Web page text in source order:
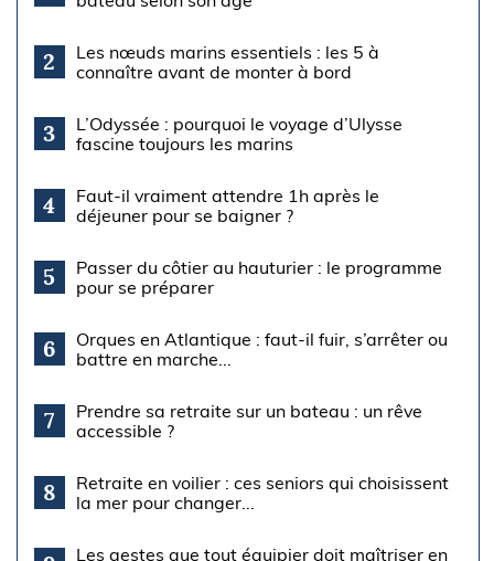
2
Les nœuds marins essentiels : les 5 à
connaître avant de monter à bord
3
L’Odyssée : pourquoi le voyage d’Ulysse
fascine toujours les marins
4
Faut-il vraiment attendre 1h après le
déjeuner pour se baigner ?
5
Passer du côtier au hauturier : le programme
pour se préparer
6
Orques en Atlantique : faut-il fuir, s’arrêter ou
battre en marche...
7
Prendre sa retraite sur un bateau : un rêve
accessible ?
8
Retraite en voilier : ces seniors qui choisissent
la mer pour changer...
Les gestes que tout équipier doit maîtriser en